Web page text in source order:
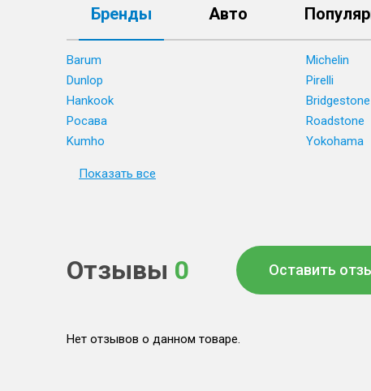
Бренды Авто
Barum Michelin
Dunlop
Pirelli
Hankook
Bridgestone
Росава
Roadstone
Kumho
Yokohama
Показать все
Отзывы 0 Оставить
Нет отзывов о данном товаре.